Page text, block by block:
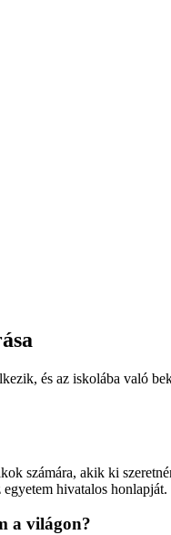
és az iskolába való
számára, akik ki
hivatalos honlapját.
a világon?